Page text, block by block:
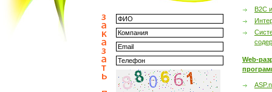
B2C
Web-